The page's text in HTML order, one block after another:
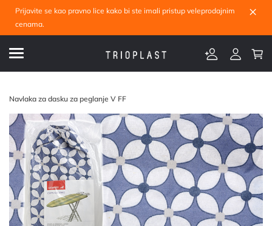
Prijavite se kao pravno lice kako bi ste imali pristup veleprodajnim
cenama.
×
Navlaka za dasku za peglanje V FF